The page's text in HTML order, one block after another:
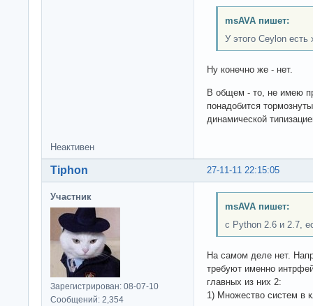
msAVA пишет:
У этого Ceylon есть
Ну конечно же - нет.
В общем - то, не имею
понадобится
динамической
Неактивен
27-11-11 22:15:05
Tiphon
Участник
Зарегистрирован: 08-07-10
Сообщений: 2,354
msAVA пишет:
с Python 2.6 и 2.7,
На самом деле нет.
требуют именно
главных из них 2:
1) Множество систем в